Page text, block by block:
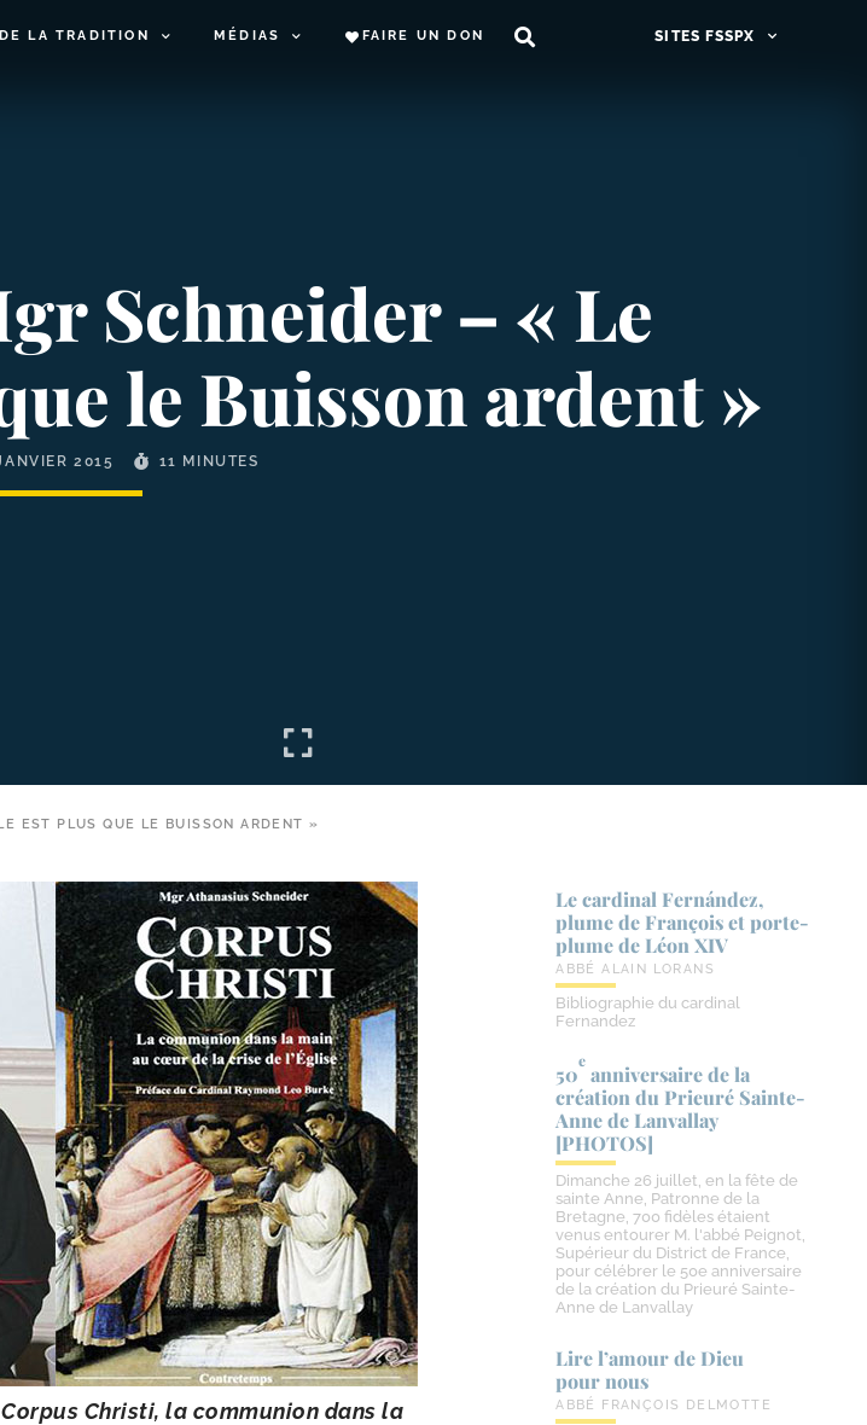
LA TRADITION MÉDIAS FAIRE UN DON SITES FSSPX
Schneider – « Le
le Buisson ardent »
2015 11 MINUTES
EST PLUS QUE LE BUISSON ARDENT »
Corpus Christi, la com­mu­nion dans la
Le cardinal Fernández,
plume de François et porte-​
plume de Léon XIV
ABBÉ ALAIN LORANS
Bibliographie du cardinal
Fernandez
50
e
anniversaire de la
création du Prieuré Sainte-​
Anne de Lanvallay
[PHOTOS]
Dimanche 26 juillet, en la fête de
sainte Anne, Patronne de la
Bretagne, 700 fidèles étaient
venus entourer M. l'abbé Peignot,
Supérieur du District de France,
pour célébrer le 50e anniversaire
de la création du Prieuré Sainte-
Anne de Lanvallay
Lire l’amour de Dieu
pour nous
ABBÉ FRANÇOIS DELMOTTE